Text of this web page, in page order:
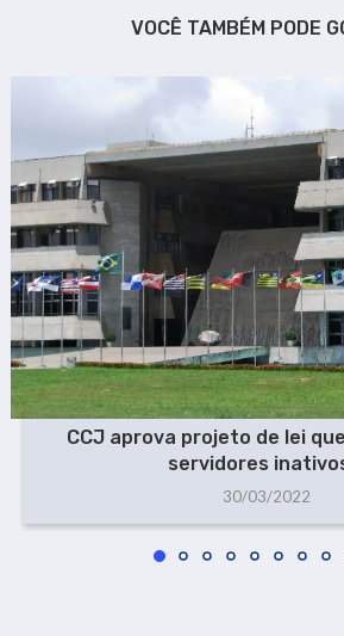
VOCÊ TAMBÉM PODE
CCJ aprova projeto de lei
servidores
30/03/2022